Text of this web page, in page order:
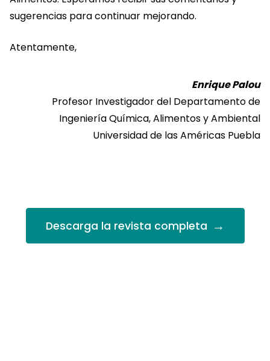
sugerencias para continuar mejorando.
Atentamente,
Enrique Palou
Profesor Investigador del Departamento de
Ingeniería Química, Alimentos y Ambiental
Universidad de las Américas Puebla
Descarga la revista completa →